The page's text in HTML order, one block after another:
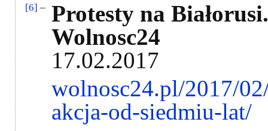
[6] – Protesty na
Wolnosc24
17.02.2017
wolnosc24.pl/2017/
akcja-od-siedmiu-lat/